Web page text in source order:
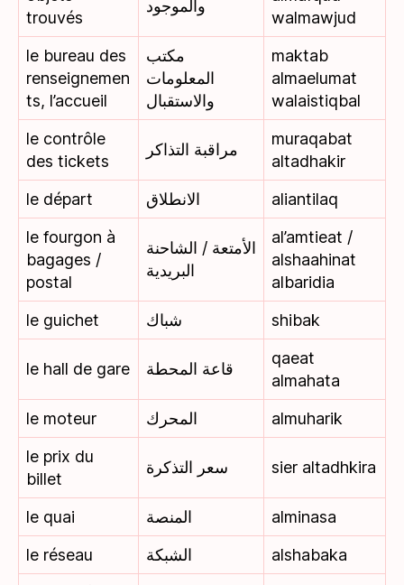
trouvés
والموجود
walmawjud
le bureau des
renseignemen
ts, l’accueil
مكتب
المعلومات
والاستقبال
maktab
almaelumat
walaistiqbal
le contrôle
des tickets
مراقبة التذاكر
muraqabat
altadhakir
le départ
الانطلاق
aliantilaq
le fourgon à
bagages /
postal
الأمتعة / الشاحنة
البريدية
al’amtieat /
alshaahinat
albaridia
le guichet
شباك shibak
le hall de gare قاعة المحطة
qaeat
almahata
le moteur
المحرك
almuharik
le prix du
billet
سعر التذكرة sier altadhkira
le quai المنصة
alminasa
le réseau
الشبكة
alshabaka